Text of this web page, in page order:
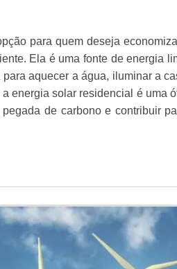
comerciais e industriais
SOLAR
para energia solar.
de financiamento com
paguem pelo
SOLAR
e R$ 30.000.
para quem deseja
Ela é uma fonte de energia
aquecer a água, iluminar a
energia solar residencial é uma
de carbono e contribuir